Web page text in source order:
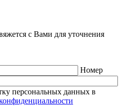
с Вами для уточнения
Номер
персональных данных в